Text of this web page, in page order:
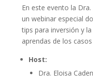
En este evento la
un webinar especial
tips para inversión y
aprendas de los
Host:
Dra. Eloisa